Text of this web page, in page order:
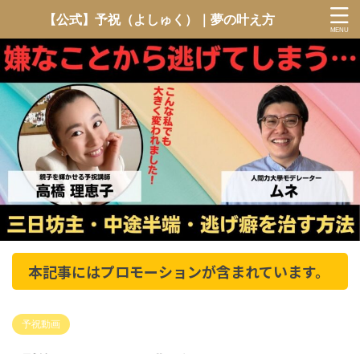
【公式】予祝（よしゅく）｜夢の叶え方
本記事にはプロモーションが含まれています。
予祝動画